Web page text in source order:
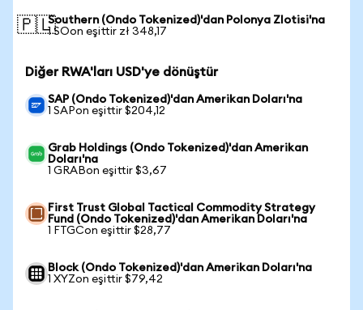
🇵🇱Southern (Ondo Tokenized)'dan Polonya Zlotisi'na
1 SOon eşittir zł 348,17
Diğer RWA'ları USD'ye dönüştür
SAP (Ondo Tokenized)'dan Amerikan Doları'na
1 SAPon eşittir $204,12
Grab Holdings (Ondo Tokenized)'dan Amerikan
Doları'na
1 GRABon eşittir $3,67
First Trust Global Tactical Commodity Strategy
Fund (Ondo Tokenized)'dan Amerikan Doları'na
1 FTGCon eşittir $28,77
Block (Ondo Tokenized)'dan Amerikan Doları'na
1 XYZon eşittir $79,42